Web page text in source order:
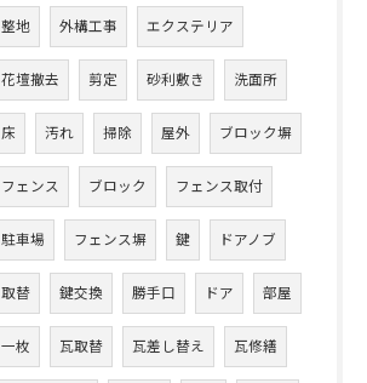
整地 外構工事 エクステリア
花壇撤去 剪定 砂利敷き 洗面所
床 汚れ 掃除 屋外 ブロック塀
フェンス ブロック フェンス取付
駐車場 フェンス塀 鍵 ドアノブ
取替 鍵交換 勝手口 ドア 部屋
一枚 瓦取替 瓦差し替え 瓦修繕